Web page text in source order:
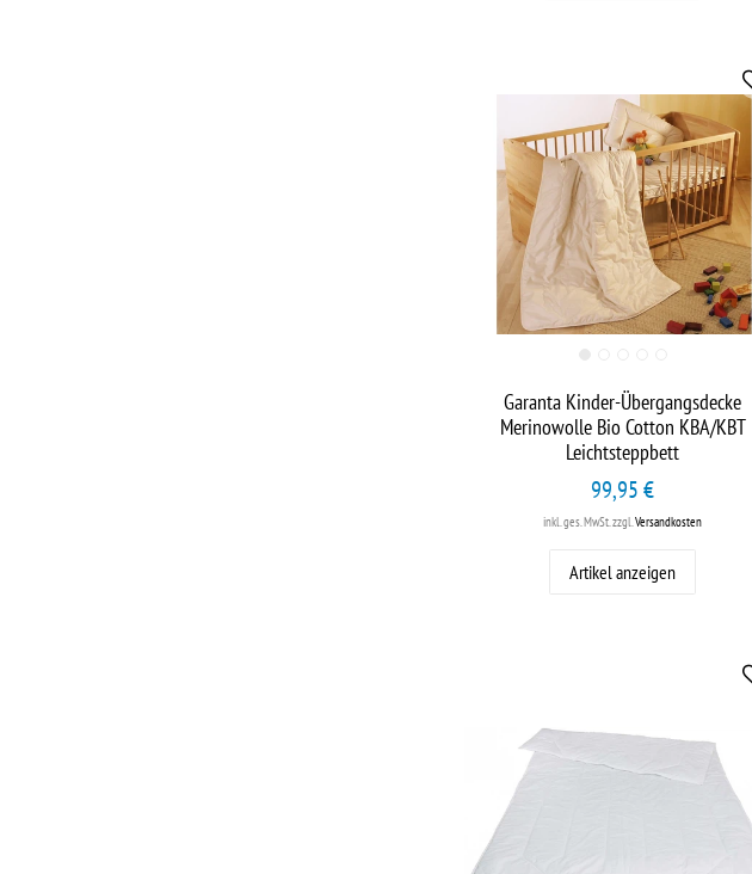
Garanta Kinder-Übergangsdecke
Merinowolle Bio Cotton KBA/KBT
Leichtsteppbett
99,95 €
inkl. ges. MwSt.zzgl.Versandkosten
Artikel anzeigen